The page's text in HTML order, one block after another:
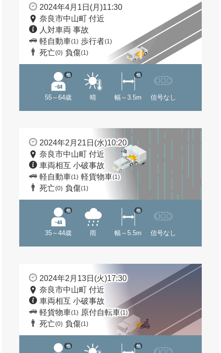
2024年4月1日(月)11:30
奈良市中山町 付近
人対車両 事故
軽自動車(1) 歩行者(1)
死亡(0) 負傷(1)
55～64歳
他
晴 幅～3.5m
他
信号なし
2024年2月21日(水)10:20
奈良市中山町 付近
車両相互 小破事故
軽自動車(1) 軽貨物車(1)
死亡(0) 負傷(1)
35～44歳
他
雨 幅～5.5m
他
信号なし
2024年2月13日(火)17:30
奈良市中山町 付近
車両相互 小破事故
軽貨物車(1) 原付自転車(1)
死亡(0) 負傷(1)
他 他